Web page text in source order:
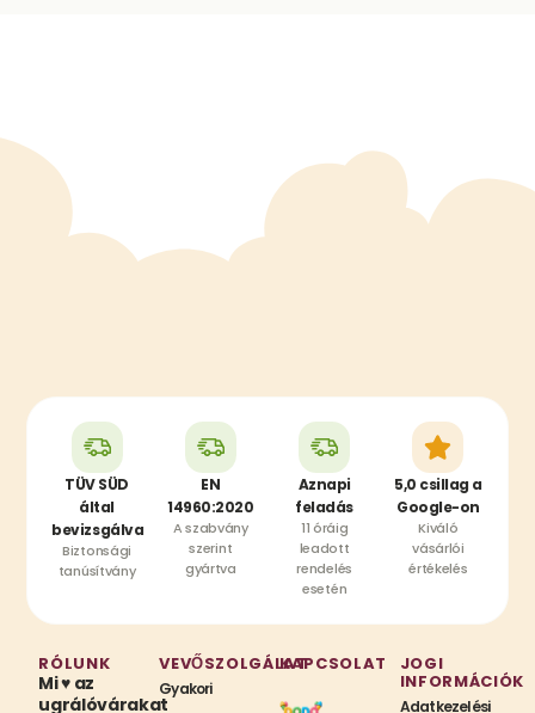
TÜV SÜD
által
bevizsgálva
Biztonsági
tanúsítvány
EN
14960:2020
A szabvány
szerint
gyártva
Aznapi
feladás
11 óráig
leadott
rendelés
esetén
5,0 csillag a
Google-on
Kiváló
vásárlói
értékelés
RÓLUNK
Mi ♥ az
ugrálóvárakat
VEVŐSZOLGÁLAT
Gyakori
KAPCSOLAT JOGI
INFORMÁCIÓK
Adatkezelési